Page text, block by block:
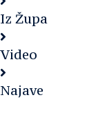
Iz Župa
Video
Najave